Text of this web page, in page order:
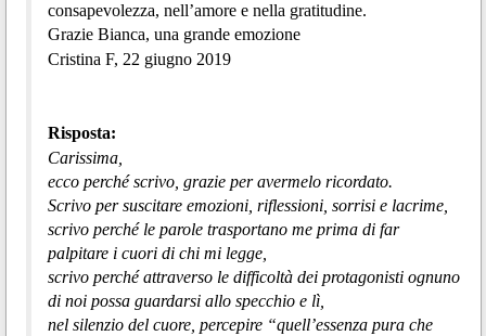
consapevolezza, nell’amore e nella gratitudine.
Grazie Bianca, una grande emozione
Cristina F, 22 giugno 2019
Risposta:
Carissima,
ecco perché scrivo, grazie per avermelo ricordato.
Scrivo per suscitare emozioni, riflessioni, sorrisi e lacrime,
scrivo perché le parole trasportano me prima di far
palpitare i cuori di chi mi legge,
scrivo perché attraverso le difficoltà dei protagonisti ognuno
di noi possa guardarsi allo specchio e lì,
nel silenzio del cuore, percepire “quell’essenza pura che